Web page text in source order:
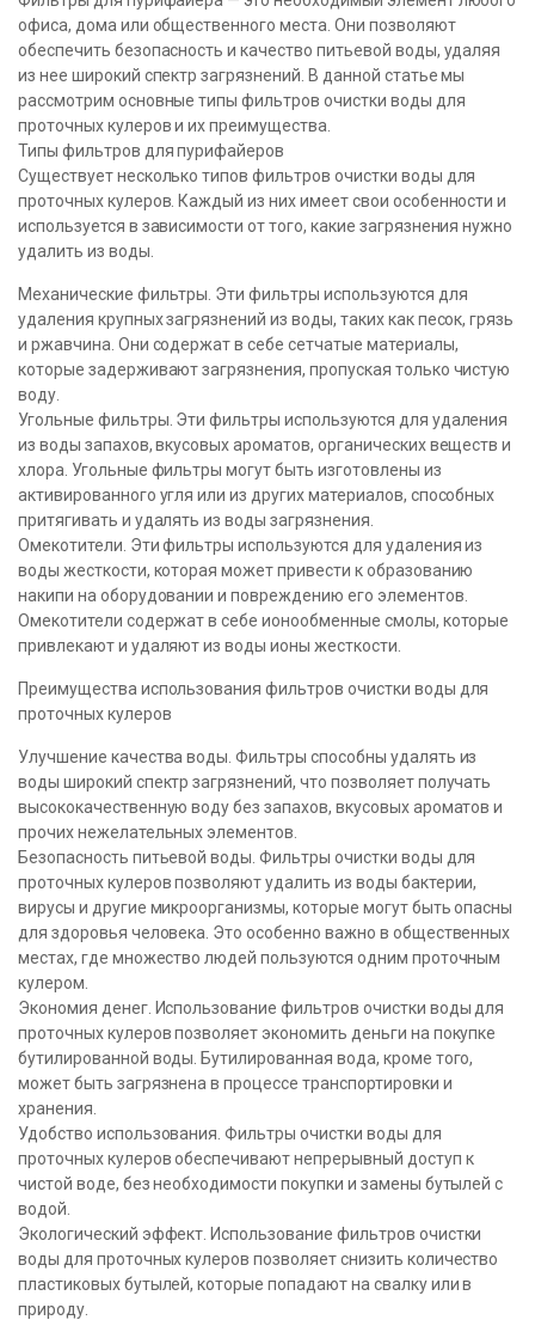
офиса, дома или общественного места. Они позволяют
обеспечить безопасность и качество питьевой воды, удаляя
из нее широкий спектр загрязнений. В данной статье мы
рассмотрим основные типы фильтров очистки воды для
проточных кулеров и их преимущества.
Типы фильтров для пурифайеров
Существует несколько типов фильтров очистки воды для
проточных кулеров. Каждый из них имеет свои особенности и
используется в зависимости от того, какие загрязнения нужно
удалить из воды.
Механические фильтры. Эти фильтры используются для
удаления крупных загрязнений из воды, таких как песок, грязь
и ржавчина. Они содержат в себе сетчатые материалы,
которые задерживают загрязнения, пропуская только чистую
воду.
Угольные фильтры. Эти фильтры используются для удаления
из воды запахов, вкусовых ароматов, органических веществ и
хлора. Угольные фильтры могут быть изготовлены из
активированного угля или из других материалов, способных
притягивать и удалять из воды загрязнения.
Омекотители. Эти фильтры используются для удаления из
воды жесткости, которая может привести к образованию
накипи на оборудовании и повреждению его элементов.
Омекотители содержат в себе ионообменные смолы, которые
привлекают и удаляют из воды ионы жесткости.
Преимущества использования фильтров очистки воды для
проточных кулеров
Улучшение качества воды. Фильтры способны удалять из
воды широкий спектр загрязнений, что позволяет получать
высококачественную воду без запахов, вкусовых ароматов и
прочих нежелательных элементов.
Безопасность питьевой воды. Фильтры очистки воды для
проточных кулеров позволяют удалить из воды бактерии,
вирусы и другие микроорганизмы, которые могут быть опасны
для здоровья человека. Это особенно важно в общественных
местах, где множество людей пользуются одним проточным
кулером.
Экономия денег. Использование фильтров очистки воды для
проточных кулеров позволяет экономить деньги на покупке
бутилированной воды. Бутилированная вода, кроме того,
может быть загрязнена в процессе транспортировки и
хранения.
Удобство использования. Фильтры очистки воды для
проточных кулеров обеспечивают непрерывный доступ к
чистой воде, без необходимости покупки и замены бутылей с
водой.
Экологический эффект. Использование фильтров очистки
воды для проточных кулеров позволяет снизить количество
пластиковых бутылей, которые попадают на свалку или в
природу.